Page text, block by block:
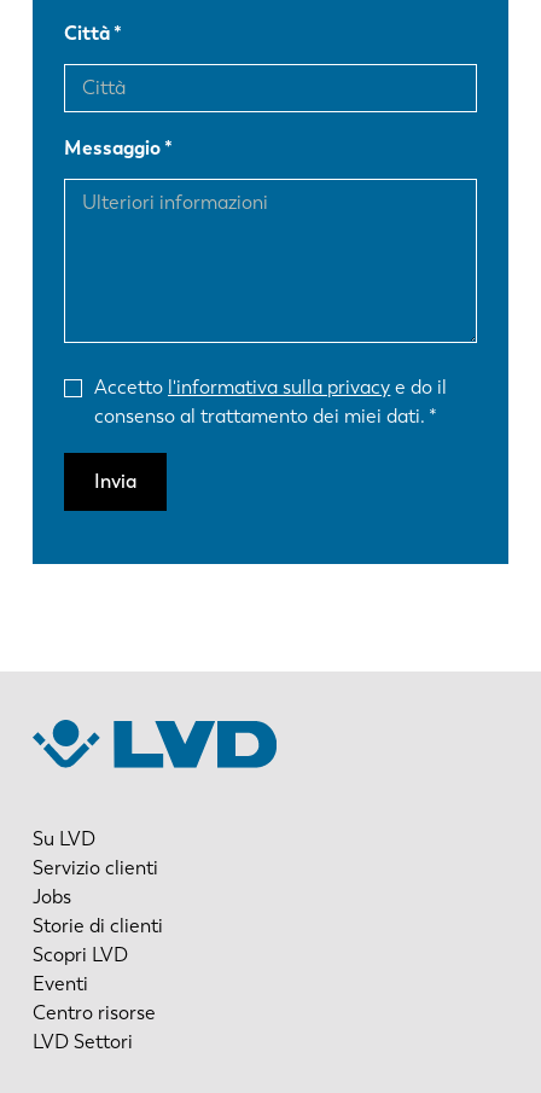
Città
Messaggio
Accetto l'informativa sulla privacy e do il
consenso al trattamento dei miei dati.
Invia
Su LVD
Servizio clienti
Jobs
Storie di clienti
Scopri LVD
Eventi
Centro risorse
LVD Settori